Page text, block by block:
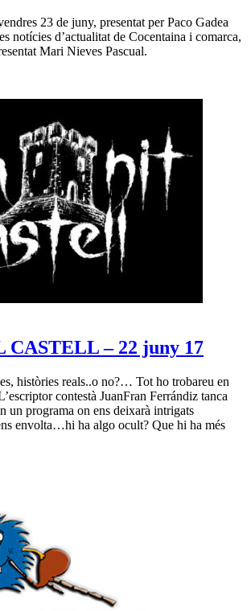
23 de juny, presentat per Paco Gadea
notícies d’actualitat de Cocentaina i comarca,
Mari Nieves Pascual.
CASTELL – 22 juny 17
històries reals..o no?… Tot ho trobareu en
contestà JuanFran Ferrándiz tanca
un programa on ens deixarà intrigats
envolta…hi ha algo ocult? Que hi ha més